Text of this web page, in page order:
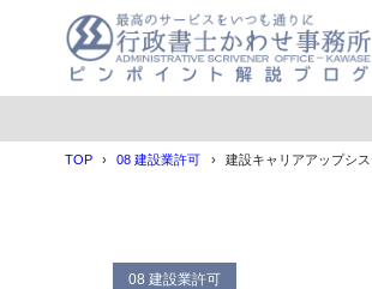
TOP 08 建設業許可 建設キャリアアップシ
08 建設業許可